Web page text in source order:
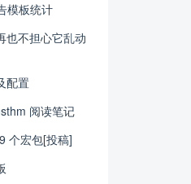
模板统计
也不担心它乱动
配置
阅读笔记
个宏包[投稿]